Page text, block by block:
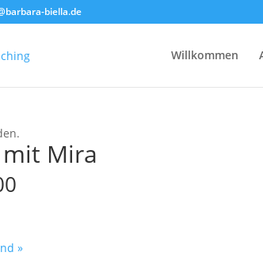
biella.de
Willkommen
Mira
»